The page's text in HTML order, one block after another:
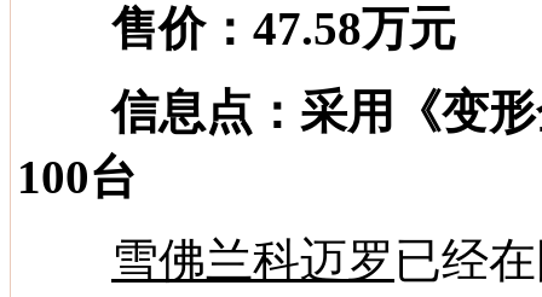
售价：47.58万元
信息点：采用《变形
100台
雪佛兰科迈罗已经